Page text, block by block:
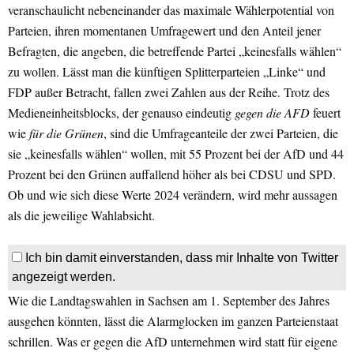
veranschaulicht nebeneinander das maximale Wählerpotential von
Parteien, ihren momentanen Umfragewert und den Anteil jener
Befragten, die angeben, die betreffende Partei „keinesfalls wählen“
zu wollen. Lässt man die künftigen Splitterparteien „Linke“ und
FDP außer Betracht, fallen zwei Zahlen aus der Reihe. Trotz des
Medieneinheitsblocks, der genauso eindeutig gegendie AFDfeuert
wiefürdie Grünen, sind die Umfrageanteile der zwei Parteien, die
sie „keinesfalls wählen“ wollen, mit 55 Prozent bei der AfD und 44
Prozent bei den Grünen auffallend höher als bei CDSU und SPD.
Ob und wie sich diese Werte 2024 verändern, wird mehr aussagen
als die jeweilige Wahlabsicht.
Ich bin damit einverstanden, dass mir Inhalte von Twitter
angezeigt werden.
Wie die Landtagswahlen in Sachsen am 1. September des Jahres
ausgehen könnten, lässt die Alarmglocken im ganzen Parteienstaat
schrillen. Was er gegen die AfD unternehmen wird statt für eigene